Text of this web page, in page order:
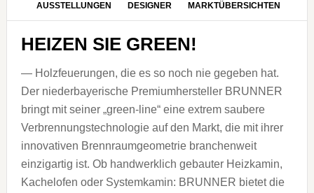
AUSSTELLUNGEN DESIGNER MARKTÜBERSICHTEN
HEIZEN SIE GREEN!
— Holzfeuerungen, die es so noch nie gegeben hat.
Der niederbayerische Premiumhersteller BRUNNER
bringt mit seiner „green-line“ eine extrem saubere
Verbrennungstechnologie auf den Markt, die mit ihrer
innovativen Brennraumgeometrie branchenweit
einzigartig ist. Ob handwerklich gebauter Heizkamin,
Kachelofen oder Systemkamin: BRUNNER bietet die